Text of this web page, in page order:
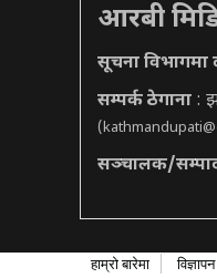
आरबी
सूचना विभागमा
सम्पर्क ठेगाना :
(
सञ्चालक/
हाम्रो बारेमा विज्ञापन